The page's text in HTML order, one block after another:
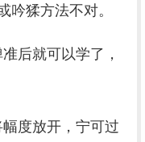
吟猱方法不对。
后就可以学了，
度放开，宁可过